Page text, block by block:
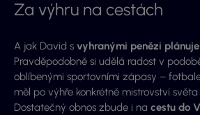
Za výhru na cestách
A jak David s vyhranými penězi
Pravděpodobně si udělá radost v
oblíbenými sportovními zápasy –
měl po výhře konkrétně mistrovství
Dostatečný obnos zbude i na cestu do